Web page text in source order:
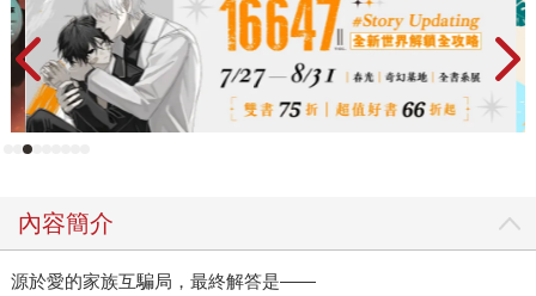
內容簡介
源於愛的家族互騙局，最終解答是——